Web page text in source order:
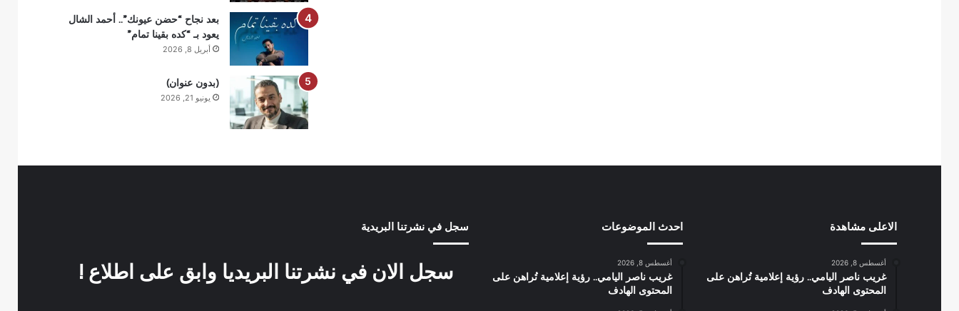
بعد نجاح “حضن عيونك”.. أحمد الشال
يعود بـ “كده بقينا تمام”
أبريل 8, 2026
(بدون عنوان)
يونيو 21, 2026
الاعلى مشاهدة
أغسطس 8, 2026
غريب ناصر اليامي.. رؤية إعلامية تُراهن على
المحتوى الهادف
احدث الموضوعات
أغسطس 8, 2026
غريب ناصر اليامي.. رؤية إعلامية تُراهن على
المحتوى الهادف
سجل في نشرتنا البريدية
سجل الان في نشرتنا البريديا وابق على اطلاع !